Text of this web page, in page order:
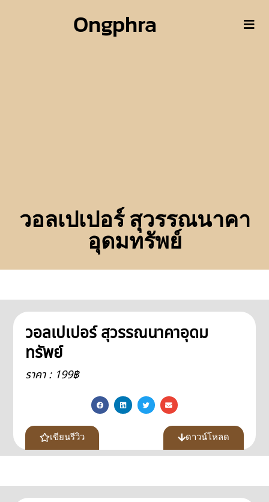
Ongphra
วอลเปเปอร์ สุวรรณนาคา
อุดมทรัพย์
วอลเปเปอร์ สุวรรณนาคาอุดม
ทรัพย์
ราคา : 199฿
เขียนรีวิว ดาวน์โหลด